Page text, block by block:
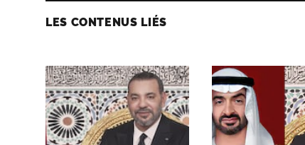
LES CONTENUS LIÉS